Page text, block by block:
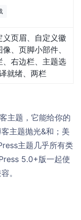
页眉、自定义徽
、页脚小部件、
右边栏、主题选
就绪、两栏
主题，它能给你的
主题抛光&和；美
主题几乎所有类
5.0+版一起使
。